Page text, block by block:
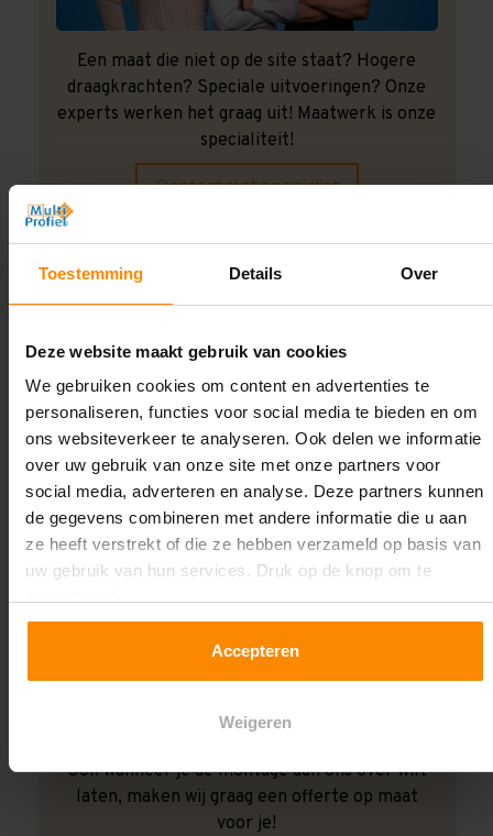
Toestemming Details Over
Deze website maakt gebruik van cookies
We gebruiken cookies om content en advertenties te
personaliseren, functies voor social media te bieden en om
ons websiteverkeer te analyseren. Ook delen we informatie
over uw gebruik van onze site met onze partners voor
social media, adverteren en analyse. Deze partners kunnen
de gegevens combineren met andere informatie die u aan
ze heeft verstrekt of die ze hebben verzameld op basis van
uw gebruik van hun services. Druk op de knop om te
Accepteren
Weigeren
Een maat die niet op de site staat? Hogere
draagkrachten? Speciale uitvoeringen? Onze
experts werken het graag uit! Maatwerk is onze
specialiteit!
Contact met specialist
Montage uitbesteden?
Ook wanneer je de montage aan ons over wilt
laten, maken wij graag een offerte op maat
voor je!